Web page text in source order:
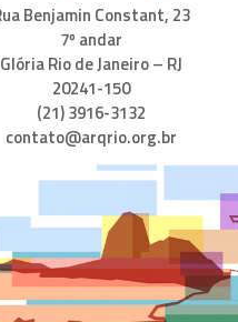
Benjamin Constant, 23
7º andar
Glória Rio de Janeiro – RJ
20241-150
(21) 3916-3132
contato@arqrio.org.br